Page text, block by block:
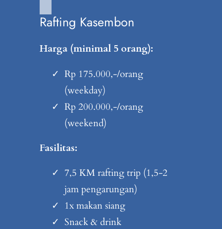
Rafting Kasembon
Harga (minimal 5 orang):
Rp 175.000,-/orang
(weekday)
Rp 200.000,-/orang
(weekend)
Fasilitas:
7,5 KM rafting trip (1,5-2
jam pengarungan)
1x makan siang
Snack & drink